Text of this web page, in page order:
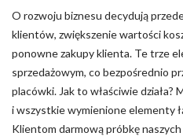
O rozwoju biznesu decydują
klientów, zwiększenie wartości
ponowne zakupy klienta. Te trze
sprzedażowym, co bezpośrednio
placówki. Jak to właściwie działa?
i wszystkie wymienione elementy
Klientom darmową próbkę